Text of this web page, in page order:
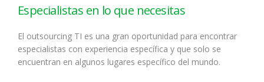
Especialistas en lo que necesitas
El outsourcing TI es una gran oportunidad para encontrar
especialistas con experiencia específica y que solo se
encuentran en algunos lugares específico del mundo.